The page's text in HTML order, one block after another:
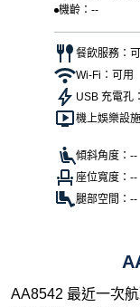
機齡：--
餐飲服務：
Wi-Fi：可用
USB 充電孔
機上娛樂設
傾斜角度：--
座位寬度：--
腿部空間：--
AA8542 最近一次